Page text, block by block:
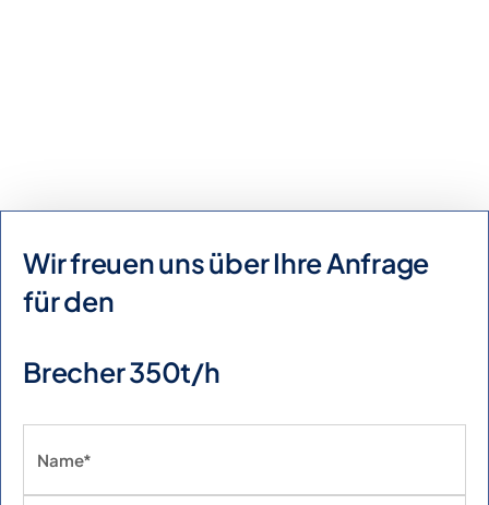
Wir freuen uns über Ihre Anfrage
für den
Brecher 350t/h